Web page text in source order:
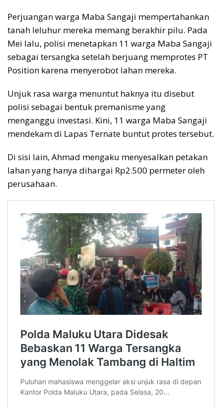
Perjuangan warga Maba Sangaji mempertahankan
tanah leluhur mereka memang berakhir pilu. Pada
Mei lalu, polisi menetapkan 11 warga Maba Sangaji
sebagai tersangka setelah berjuang memprotes PT
Position karena menyerobot lahan mereka.
Unjuk rasa warga menuntut haknya itu disebut
polisi sebagai bentuk premanisme yang
menganggu investasi. Kini, 11 warga Maba Sangaji
mendekam di Lapas Ternate buntut protes tersebut.
Di sisi lain, Ahmad mengaku menyesalkan petakan
lahan yang hanya dihargai Rp2.500 permeter oleh
perusahaan.